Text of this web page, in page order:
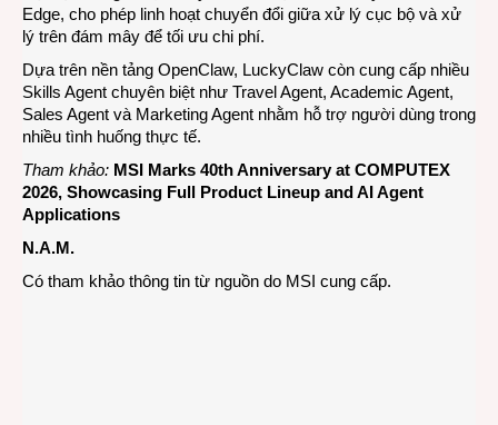
Edge, cho phép linh hoạt chuyển đổi giữa xử lý cục bộ và xử
lý trên đám mây để tối ưu chi phí.
Dựa trên nền tảng OpenClaw, LuckyClaw còn cung cấp nhiều
Skills Agent chuyên biệt như Travel Agent, Academic Agent,
Sales Agent và Marketing Agent nhằm hỗ trợ người dùng trong
nhiều tình huống thực tế.
Tham khảo: MSI Marks 40th Anniversary at COMPUTEX
2026, Showcasing Full Product Lineup and AI Agent
Applications
N.A.M.
Có tham khảo thông tin từ nguồn do MSI cung cấp.